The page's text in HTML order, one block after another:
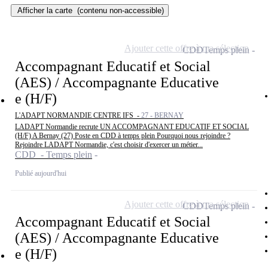
Afficher la carte (contenu non-accessible)
Accompagnant Educatif et Social
(AES) / Accompagnante Educative
e (H/F)
L'ADAPT NORMANDIE CENTRE IFS - 27 - BERNAY
LADAPT Normandie recrute UN ACCOMPAGNANT EDUCATIF ET SOCIAL
(H/F) A Bernay (27) Poste en CDD à temps plein Pourquoi nous rejoindre ?
Rejoindre LADAPT Normandie, c'est choisir d'exercer un métier...
CDD - Temps plein
Publié aujourd'hui
CDDTemps plein
Ajouter cette offre à ma sélection
Accompagnant Educatif et Social
(AES) / Accompagnante Educative
e (H/F)
CDDTemps plein
Ajouter cette offre à ma sélection